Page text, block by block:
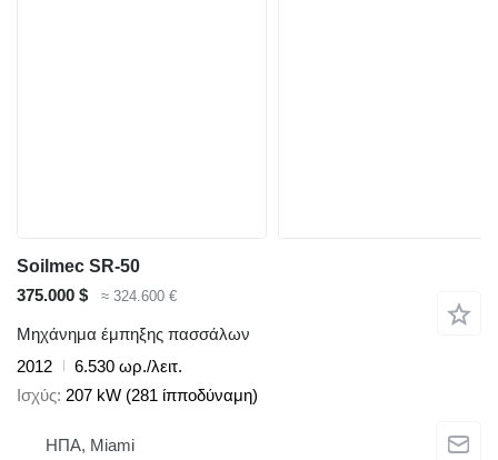
Soilmec SR-50
375.000 $
≈ 324.600 €
Μηχάνημα έμπηξης πασσάλων
2012
6.530 ωρ./λειτ.
Ισχύς 207 kW (281 ίπποδύναμη)
ΗΠΑ, Miami